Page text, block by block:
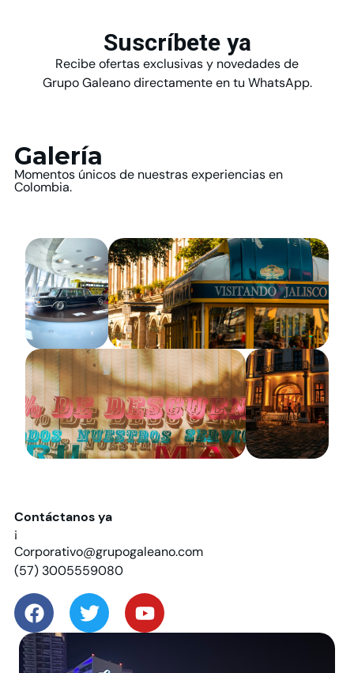
Suscríbete ya
Recibe ofertas exclusivas y novedades de
Grupo Galeano directamente en tu WhatsApp.
Galería
Momentos únicos de nuestras experiencias en
Colombia.
Contáctanos ya
¡
Corporativo@grupogaleano.com
(57) 3005559080